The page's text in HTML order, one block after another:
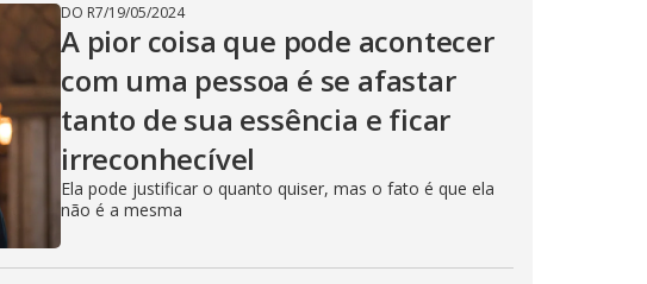
DO R7/19/05/2024
A pior coisa que pode acontecer
com uma pessoa é se afastar
tanto de sua essência e ficar
irreconhecível
Ela pode justificar o quanto quiser, mas o fato é que ela
não é a mesma